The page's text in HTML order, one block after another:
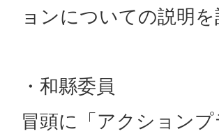
ョンについての説明
・和縣委員
冒頭に「アクション